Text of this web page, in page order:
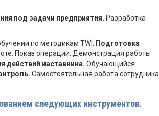
под задачи предприятия. Разработка
по методикам TWI.
Подготовка
Показ операции. Демонстрация работы
действий наставника. Обучающийся
Самостоятельная работа сотрудника
следующих инструментов.